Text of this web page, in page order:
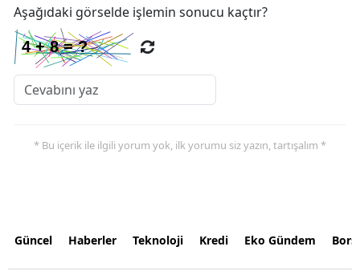
Aşağıdaki görselde işlemin sonucu kaçtır?
* Bu içerik ile ilgili yorum yok, ilk yorumu siz yazın, tartışalım *
Güncel Haberler Teknoloji Kredi Eko Gündem